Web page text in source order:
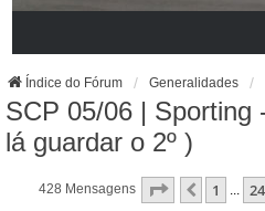
Índice do Fórum Generalidades
SCP 05/06 | Sporting
lá guardar o 2º )
428 Mensagens Página 26De29
Anterior
1 ... 24